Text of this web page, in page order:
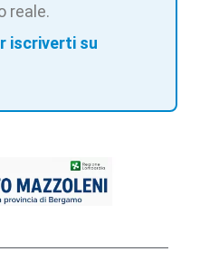
reale.
iscriverti su